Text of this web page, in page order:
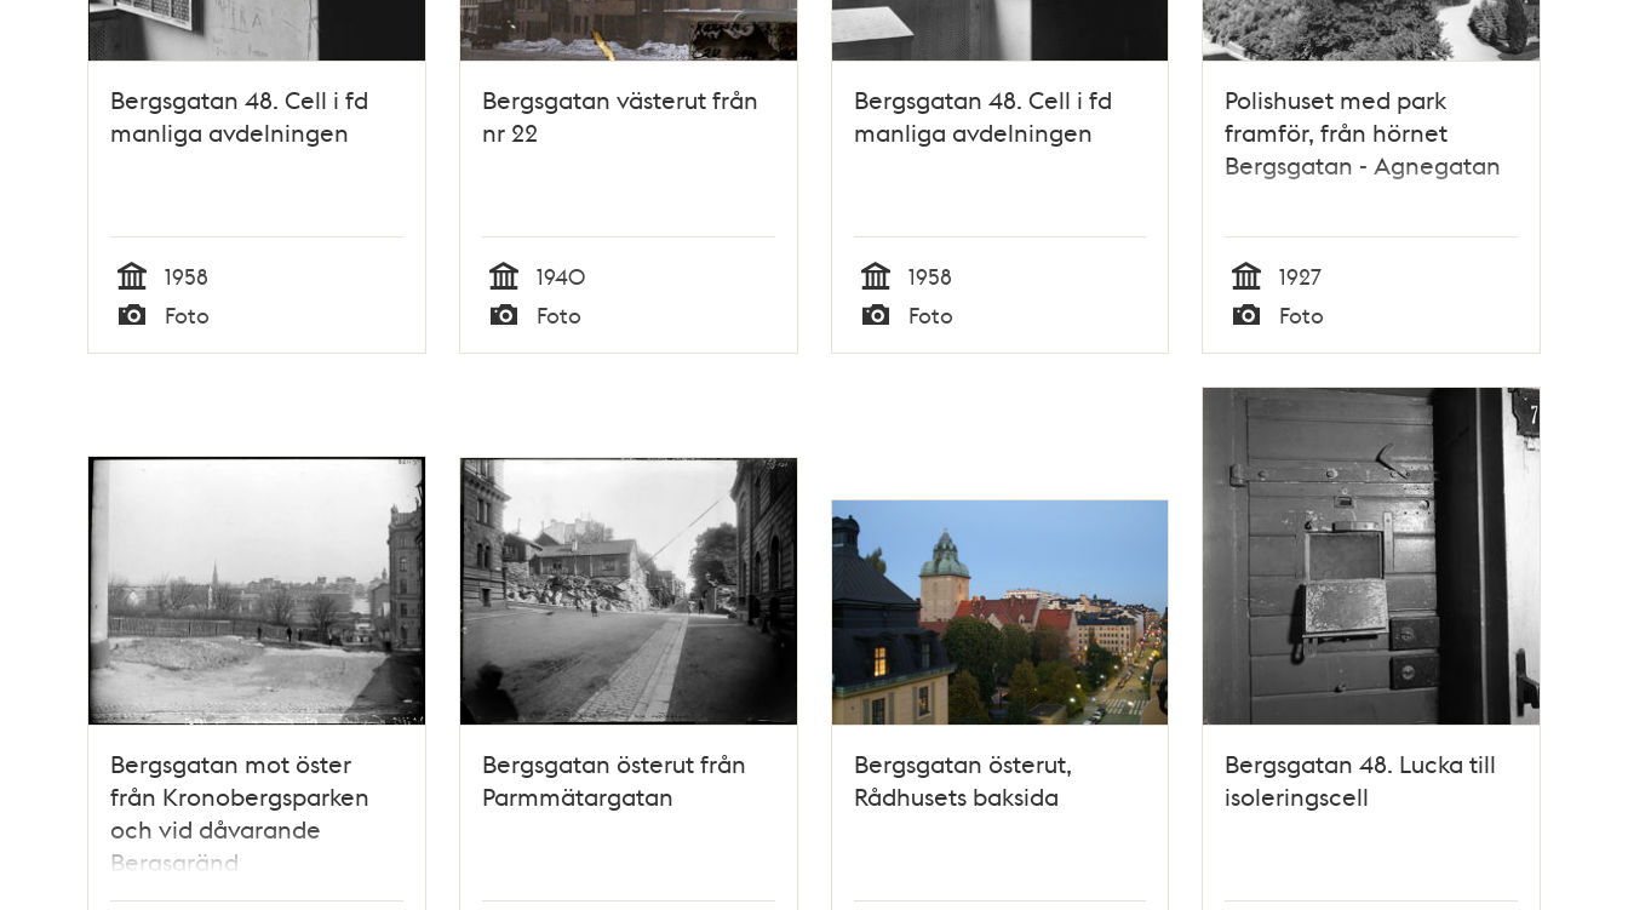
Bergsgatan 48. Cell i fd
manliga avdelningen
Tid
1958
Typ
Foto
Bergsgatan västerut från
nr 22
Tid
1940
Typ
Foto
Bergsgatan 48. Cell i fd
manliga avdelningen
Tid
1958
Typ
Foto
Polishuset med park
framför, från hörnet
Bergsgatan - Agnegatan
Tid
1927
Typ
Foto
Bergsgatan mot öster
från Kronobergsparken
och vid dåvarande
Bergsgränd
Bergsgatan österut från
Parmmätargatan
Bergsgatan österut,
Rådhusets baksida
Bergsgatan 48. Lucka till
isoleringscell